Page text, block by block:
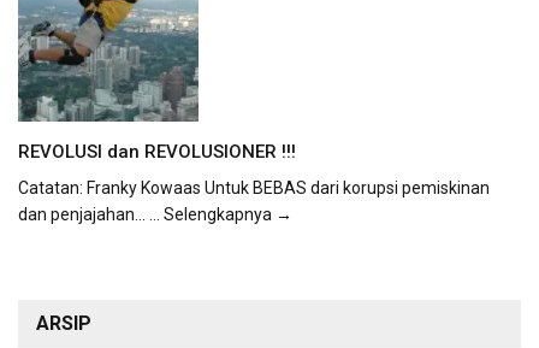
REVOLUSI dan REVOLUSIONER !!!
Catatan: Franky Kowaas Untuk BEBAS dari korupsi pemiskinan
dan penjajahan...
... Selengkapnya →
ARSIP